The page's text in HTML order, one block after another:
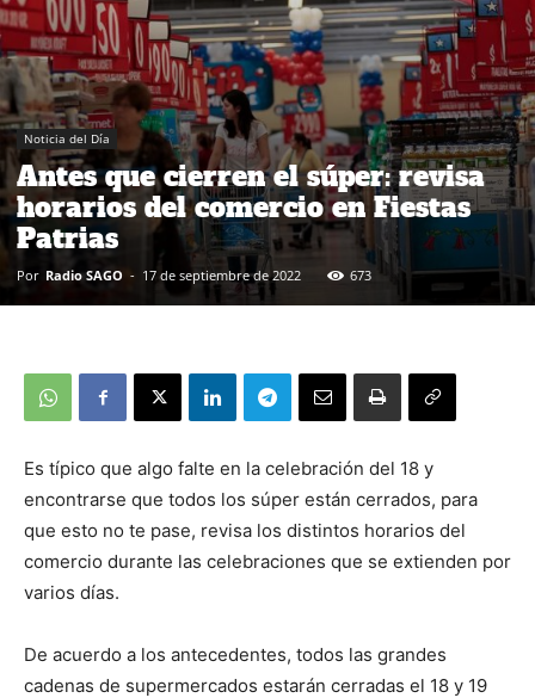
Noticia del Día
Antes que cierren el súper: revisa
horarios del comercio en Fiestas
Patrias
Por Radio SAGO - 17 de septiembre de 2022 673
Es típico que algo falte en la celebración del 18 y
encontrarse que todos los súper están cerrados, para
que esto no te pase, revisa los distintos horarios del
comercio durante las celebraciones que se extienden por
varios días.
De acuerdo a los antecedentes, todos las grandes
cadenas de supermercados estarán cerradas el 18 y 19